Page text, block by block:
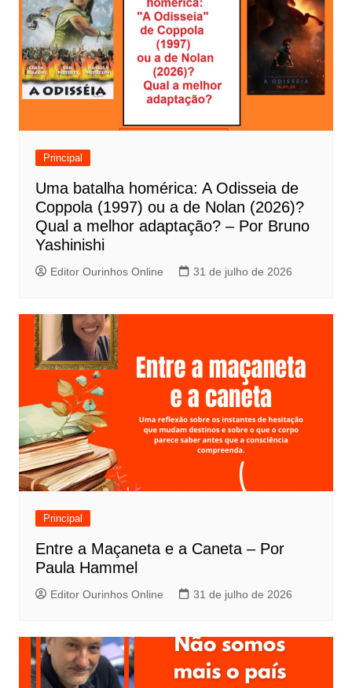
a
ç
ã
o
d
Principal
Uma batalha homérica: A Odisseia de
Coppola (1997) ou a de Nolan (2026)?
Qual a melhor adaptação? – Por Bruno
Yashinishi
Editor Ourinhos Online 31 de julho de 2026
Principal
Entre a Maçaneta e a Caneta – Por
Paula Hammel
Editor Ourinhos Online 31 de julho de 2026